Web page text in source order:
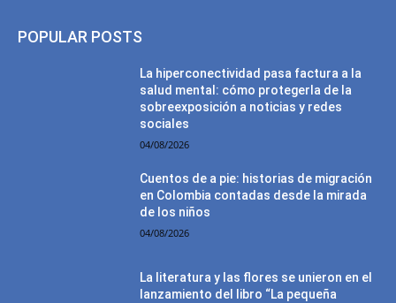
POPULAR POSTS
La hiperconectividad pasa factura a la
salud mental: cómo protegerla de la
sobreexposición a noticias y redes
sociales
04/08/2026
Cuentos de a pie: historias de migración
en Colombia contadas desde la mirada
de los niños
04/08/2026
La literatura y las flores se unieron en el
lanzamiento del libro “La pequeña